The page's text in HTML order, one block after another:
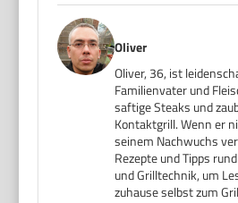
Oliver
Oliver, 36, ist
Familienvater und
saftige Steaks und
Kontaktgrill. Wenn er
seinem Nachwuchs
Rezepte und Tipps
und Grilltechnik, um
zuhause selbst zum